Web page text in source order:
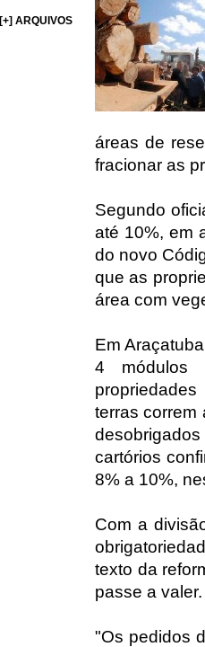
[+] ARQUIVOS
áreas de
fracionar as
Segundo
até 10%, em
do novo
que as
área com
Em
4 módulos
terras correm
cartórios
8% a 10%,
Com a
texto da
passe a valer.
"Os pedidos